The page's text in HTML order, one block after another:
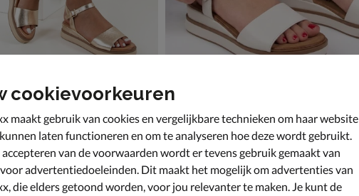
voor € 62,99
Nelson
van € 89,99 voor € 62,99
89,99 62,99
cookievoorkeuren
maakt gebruik van cookies en vergelijkbare technieken om haar website
laten functioneren en om te analyseren hoe deze wordt gebruikt.
van de voorwaarden wordt er tevens gebruik gemaakt van
advertentiedoeleinden. Dit maakt het mogelijk om advertenties van
die elders getoond worden, voor jou relevanter te maken. Je kunt de